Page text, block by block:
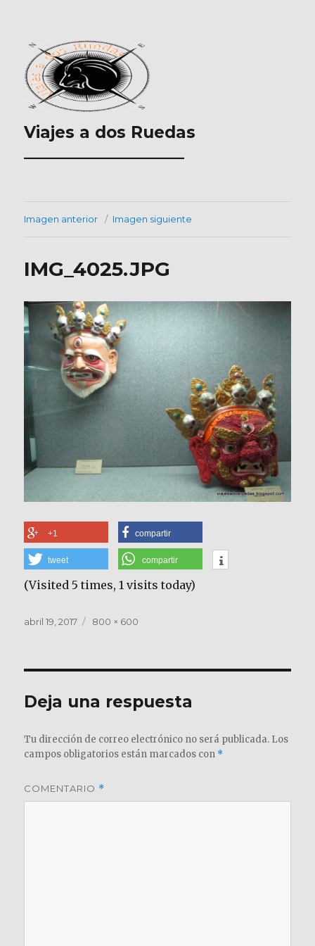
Viajes a dos Ruedas
___________________
Imagen anterior Imagen siguiente
IMG_4025.JPG
+1 compartir
tweet compartir
(Visited 5 times, 1 visits today)
Publicado
abril 19, 2017
Tamaño
800 × 600
Deja una respuesta
Tu dirección de correo electrónico no será publicada. Los
campos obligatorios están marcados con *
COMENTARIO *